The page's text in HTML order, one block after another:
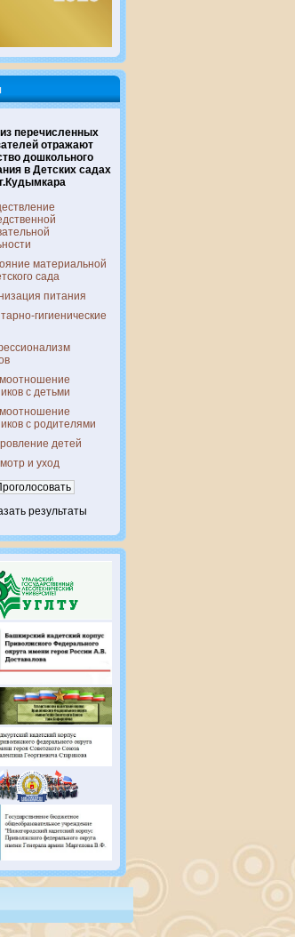
из перечисленных
отражают
дошкольного
в Детских садах
г.Кудымкара
материальной
сада
питания
гигиенические
с детьми
с родителями
детей
и уход
результаты